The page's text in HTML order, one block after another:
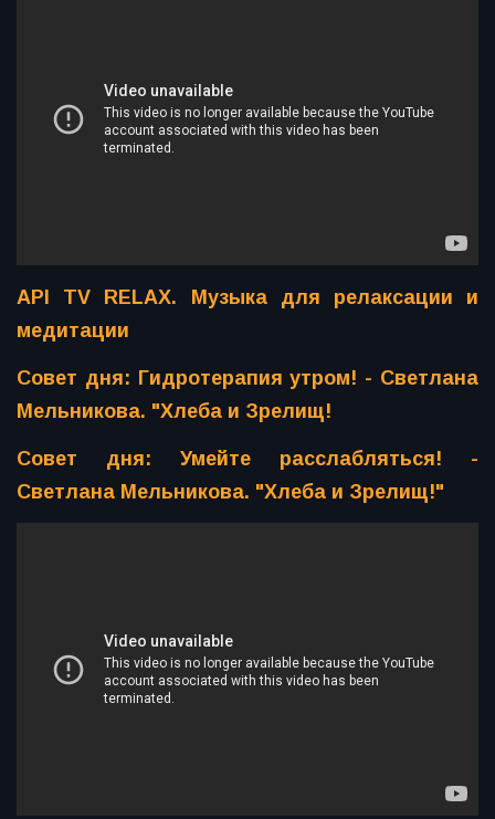
API TV RELAX. Музыка для релаксации и
медитации
Совет дня: Гидротерапия утром! - Светлана
Мельникова. "Хлеба и Зрелищ!
Совет дня: Умейте расслабляться! -
Светлана Мельникова. "Хлеба и Зрелищ!"